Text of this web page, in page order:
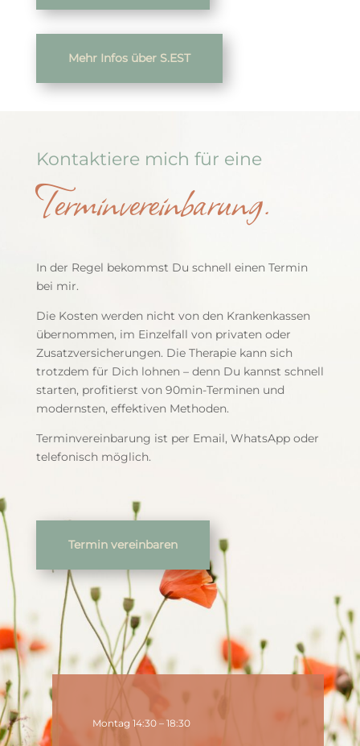
Mehr Infos über S.EST
Kontaktiere mich für eine
Terminvereinbarung.
In der Regel bekommst Du schnell einen Termin
bei mir.
Die Kosten werden nicht von den Krankenkassen
übernommen, im Einzelfall von privaten oder
Zusatzversicherungen. Die Therapie kann sich
trotzdem für Dich lohnen – denn Du kannst schnell
starten, profitierst von 90min-Terminen und
modernsten, effektiven Methoden.
Terminvereinbarung ist per Email, WhatsApp oder
telefonisch möglich.
Termin vereinbaren
Montag 14:30 – 18:30